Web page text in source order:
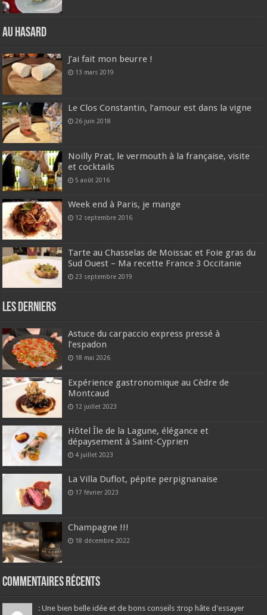
Au hasard
J’ai fait mon beurre !
13 mars 2019
Le Clos Constantin, l’amour est dans la vigne
26 juin 2018
Noilly Prat, le vermouth à la française, visite
et cocktails
5 août 2016
Week end à Paris, je mange
12 septembre 2016
Tarte au Chasselas de Moissac et Foie gras du
Sud Ouest – Ma recette France 3 Occitanie
23 septembre 2019
Les derniers
Astuce du carpaccio express pressé à
l’espadon
18 mai 2026
Expérience gastronomique au Cèdre de
Montcaud
12 juillet 2023
Hôtel Île de la Lagune, élégance et
dépaysement à Saint-Cyprien
4 juillet 2023
La Villa Duflot, pépite perpignanaise
17 février 2023
Champagne !!!
18 décembre 2022
Commentaires récents
: Une bien belle idée et de bons conseils :trop hâte d'essayer